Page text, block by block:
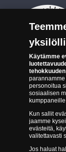
Aitous- ja
Suomen Moneta
johtaville
Britannian
kuninkaallinen
Afrikan
kuninkaallinen
Käytämme
personoitua
sosiaalisen
Kun sallit
jaamme
evästeitä,
valitettavasti
Jos haluat